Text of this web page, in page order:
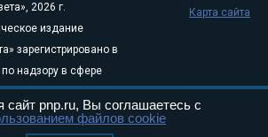
2026 г.
издание
зарегистрировано в
надзору в сфере
технологий и
(Роскомнадзор) 05
Карта сайта
сайт pnp.ru, Вы соглашаетесь с
файлов cookie